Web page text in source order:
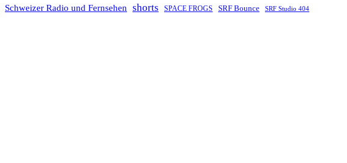
Schweizer Radio und Fernsehen shorts SPACE FROGS SRF Bounce SRF Studio 404